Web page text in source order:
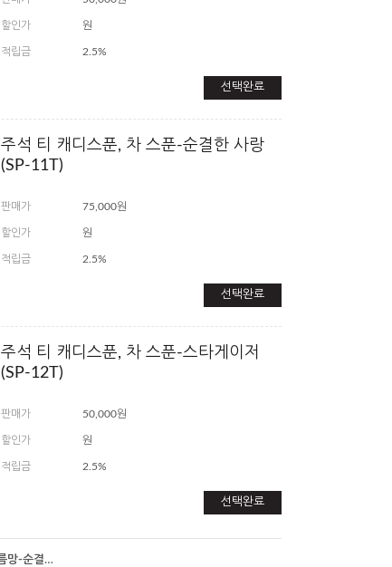
할인가 원
적립금 2.5%
선택완료
주석 티 캐디스푼, 차 스푼-순결한 사랑
(SP-11T)
판매가 75,000원
할인가 원
적립금 2.5%
선택완료
주석 티 캐디스푼, 차 스푼-스타게이저
(SP-12T)
판매가 50,000원
할인가 원
적립금 2.5%
선택완료
주석 티 스트레이너, 차 거름망-순결한 사랑(TS-11T)